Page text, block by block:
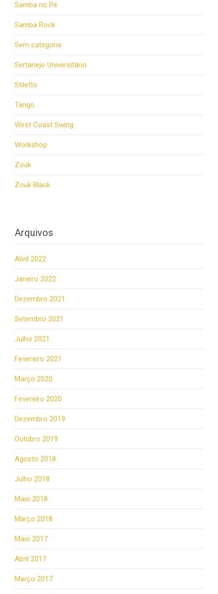
Samba no Pé
Samba Rock
Sem categoria
Sertanejo Universitário
Stiletto
Tango
West Coast Swing
Workshop
Zouk
Zouk Black
Arquivos
Abril 2022
Janeiro 2022
Dezembro 2021
Setembro 2021
Julho 2021
Fevereiro 2021
Março 2020
Fevereiro 2020
Dezembro 2019
Outubro 2019
Agosto 2018
Julho 2018
Maio 2018
Março 2018
Maio 2017
Abril 2017
Março 2017